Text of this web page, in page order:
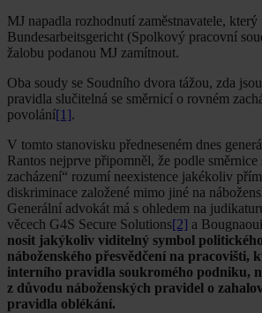
MJ napadla rozhodnutí zaměstnavatele, který
Bundesarbeitsgericht (Spolkový pracovní
žalobu podanou MJ zamítnout.
Oba soudy se Soudního dvora tážou, zda
pravidla slučitelná se směrnicí o rovném
povolání[1].
V tomto stanovisku předneseném dnes
Rantos nejprve připomněl, že podle směrnice
zacházení“ rozumí neexistence jakékoliv
diskriminace založené mimo jiné na
Generální advokát má s ohledem na
věcech G4S Secure Solutions[2] a Bougnaoui
nosit jakýkoliv viditelný symbol
náboženského přesvědčení na pracovišti,
interního pravidla soukromého podniku,
z důvodu náboženských pravidel o
pravidla oblékání.